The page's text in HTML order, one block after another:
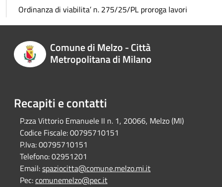
Ordinanza di viabilita’ n. 275/25/PL proroga lavori
Comune di Melzo - Città
Metropolitana di Milano
Recapiti e contatti
P.zza Vittorio Emanuele II n. 1, 20066, Melzo (MI)
Codice Fiscale:00795710151
P.Iva:00795710151
Telefono:02951201
Email:spaziocitta@comune.melzo.mi.it
Pec:comunemelzo@pec.it